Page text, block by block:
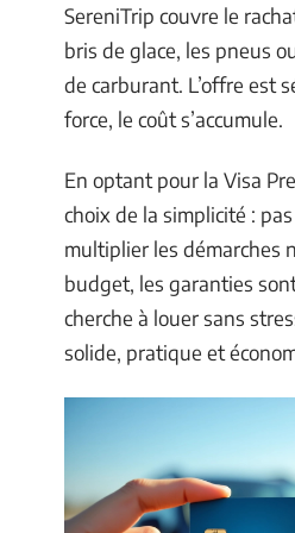
SereniTrip couvre le
bris de glace, les pneus
de carburant. L’offre est
force, le coût s’accumule.
En optant pour la Visa
choix de la simplicité :
multiplier les démarches
budget, les garanties
cherche à louer sans
solide, pratique et